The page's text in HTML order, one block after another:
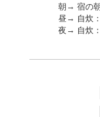
朝→ 宿の
昼→ 自炊
夜→ 自炊